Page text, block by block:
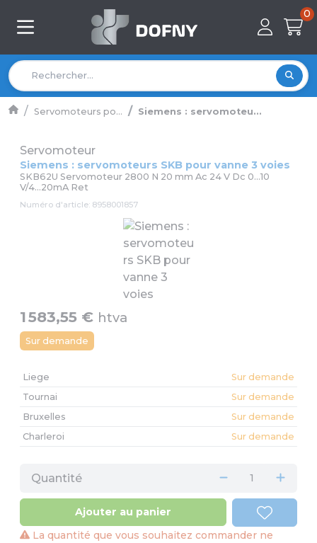
0
Servomoteurs po... Siemens : servomoteu...
Servomoteur
Siemens : servomoteurs SKB pour vanne 3 voies
SKB62U Servomoteur 2800 N 20 mm Ac 24 V Dc 0...10
V/4...20mA Ret
Numéro d'article: 8958001857
1 583,55 € htva
Sur demande
Liege
Sur demande
Tournai
Sur demande
Bruxelles
Sur demande
Charleroi
Sur demande
Quantité
Ajouter au panier
La quantité que vous souhaitez commander ne